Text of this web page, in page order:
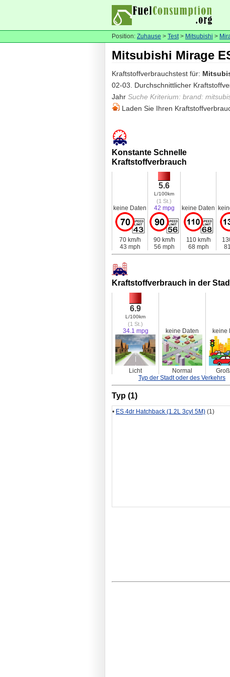
Position: Zuhause > Test> Mitsubishi >
Mitsubishi Mirage
Kraftstoffverbrauchstest für:
02-03. Durchschnittlicher
Jahr Suche Kriterium: brand:
Laden Sie Ihren
Konstante Schnelle
Kraftstoffverbrauch
keine Daten
5.6
L/100km
(1 St.)
42 mpg keine Daten
70 km/h
43 mph
90 km/h
56 mph
110 km/h
68 mph
Kraftstoffverbrauch in der
6.9
L/100km
(1 St.)
34.1 mpg keine Daten keine
Licht Normal
Typ der Stadt oder des Verkehrs
Typ (1)
• ES 4dr Hatchback (1.2L 3cyl 5M) (1)